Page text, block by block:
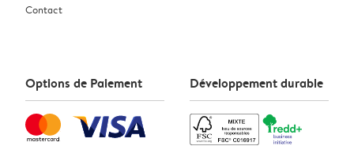
Contact
Options de Paiement Développement durable